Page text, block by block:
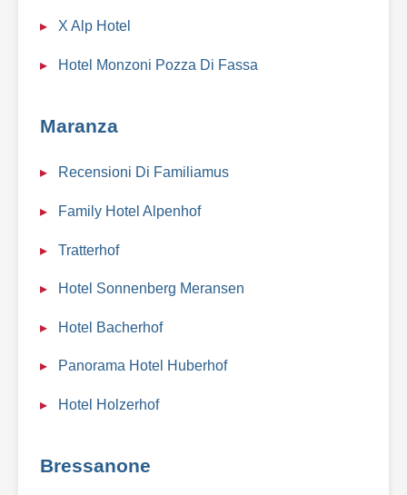
X Alp Hotel
Hotel Monzoni Pozza Di Fassa
Maranza
Recensioni Di Familiamus
Family Hotel Alpenhof
Tratterhof
Hotel Sonnenberg Meransen
Hotel Bacherhof
Panorama Hotel Huberhof
Hotel Holzerhof
Bressanone